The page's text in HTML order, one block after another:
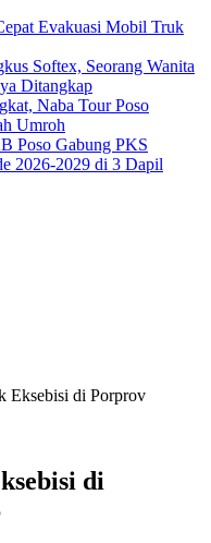
Evakuasi Mobil Truk
Softex, Seorang Wanita
Ditangkap
Naba Tour Poso
Umroh
Poso Gabung PKS
2026-2029 di 3 Dapil
Eksebisi di Porprov
di